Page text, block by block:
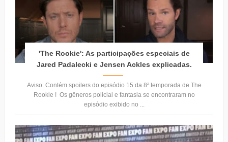
'The Rookie': As participações especiais de
Jared Padalecki e Jensen Ackles explicadas.
Aviso: Contém spoilers do episódio 15 da 8ª temporada de The
Rookie ! Os gêneros policial e fantasia se encontraram no
episódio exibido no ...